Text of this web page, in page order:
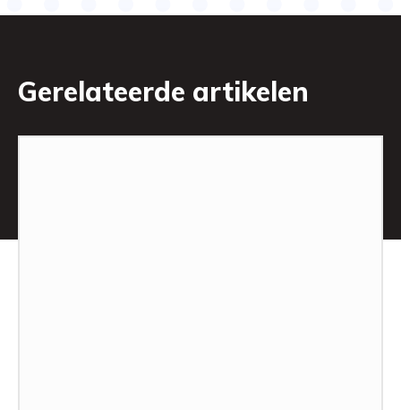
Gerelateerde artikelen